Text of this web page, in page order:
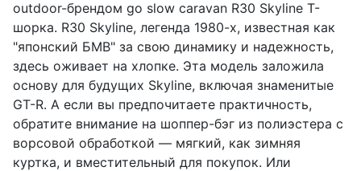
outdoor-брендом go slow caravan R30 Skyline T-
шорка. R30 Skyline, легенда 1980-х, известная как
"японский БМВ" за свою динамику и надежность,
здесь оживает на хлопке. Эта модель заложила
основу для будущих Skyline, включая знаменитые
GT-R. А если вы предпочитаете практичность,
обратите внимание на шоппер-бэг из полиэстера с
ворсовой обработкой — мягкий, как зимняя
куртка, и вместительный для покупок. Или